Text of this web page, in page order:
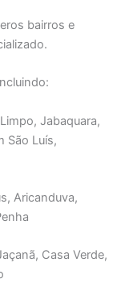
bairros e
Jabaquara,
São Luís,
Aricanduva,
Casa Verde,